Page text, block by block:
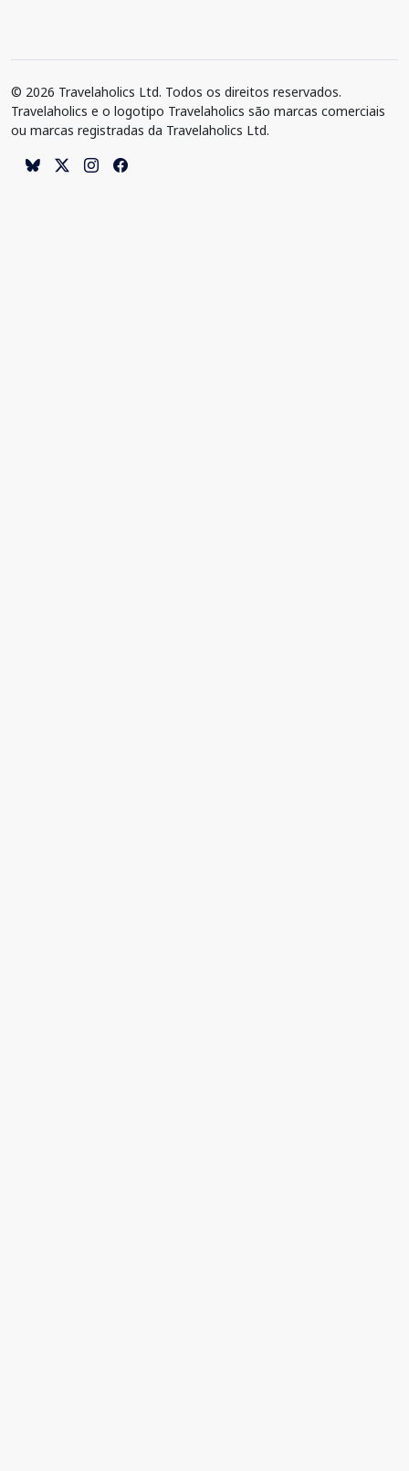
© 2026 Travelaholics Ltd. Todos os direitos reservados.
Travelaholics e o logotipo Travelaholics são marcas comerciais
ou marcas registradas da Travelaholics Ltd.